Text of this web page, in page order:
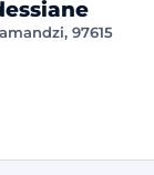
97615